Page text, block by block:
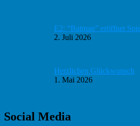
E2: “Batman” eröffnet
2. Juli 2026
Herzlichen Glückwunsch
1. Mai 2026
Social Media